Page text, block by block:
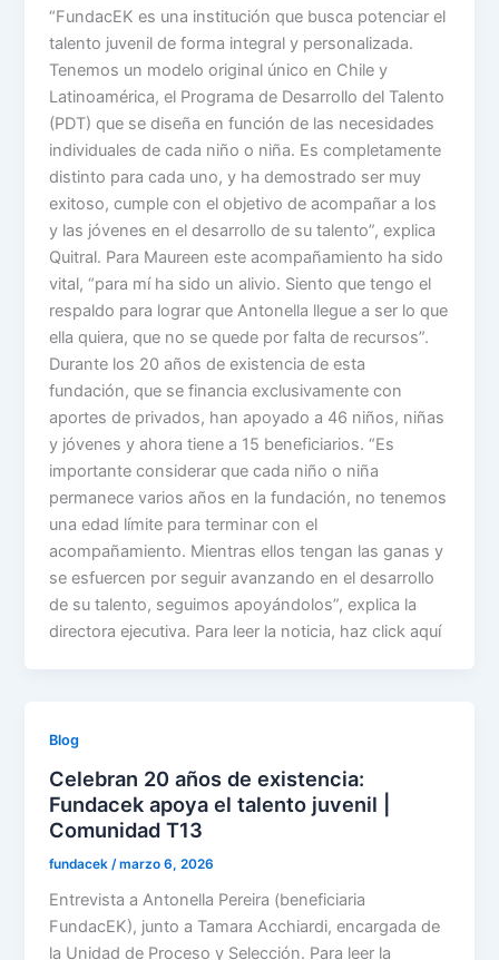
“FundacEK es una institución que busca potenciar el
talento juvenil de forma integral y personalizada.
Tenemos un modelo original único en Chile y
Latinoamérica, el Programa de Desarrollo del Talento
(PDT) que se diseña en función de las necesidades
individuales de cada niño o niña. Es completamente
distinto para cada uno, y ha demostrado ser muy
exitoso, cumple con el objetivo de acompañar a los
y las jóvenes en el desarrollo de su talento”, explica
Quitral. Para Maureen este acompañamiento ha sido
vital, “para mí ha sido un alivio. Siento que tengo el
respaldo para lograr que Antonella llegue a ser lo que
ella quiera, que no se quede por falta de recursos”.
Durante los 20 años de existencia de esta
fundación, que se financia exclusivamente con
aportes de privados, han apoyado a 46 niños, niñas
y jóvenes y ahora tiene a 15 beneficiarios. “Es
importante considerar que cada niño o niña
permanece varios años en la fundación, no tenemos
una edad límite para terminar con el
acompañamiento. Mientras ellos tengan las ganas y
se esfuercen por seguir avanzando en el desarrollo
de su talento, seguimos apoyándolos”, explica la
directora ejecutiva. Para leer la noticia, haz click aquí
Blog
Celebran 20 años de existencia:
Fundacek apoya el talento juvenil |
Comunidad T13
fundacek /marzo 6, 2026
Entrevista a Antonella Pereira (beneficiaria
FundacEK), junto a Tamara Acchiardi, encargada de
la Unidad de Proceso y Selección. Para leer la